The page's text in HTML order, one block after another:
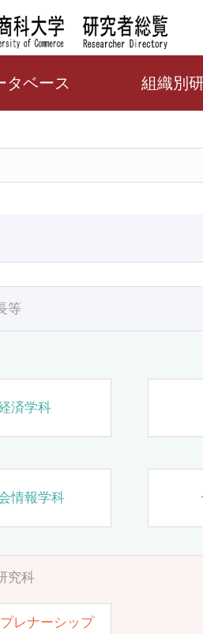
タベース 組織別
等
済学科
情報学科
究科
レナーシップ